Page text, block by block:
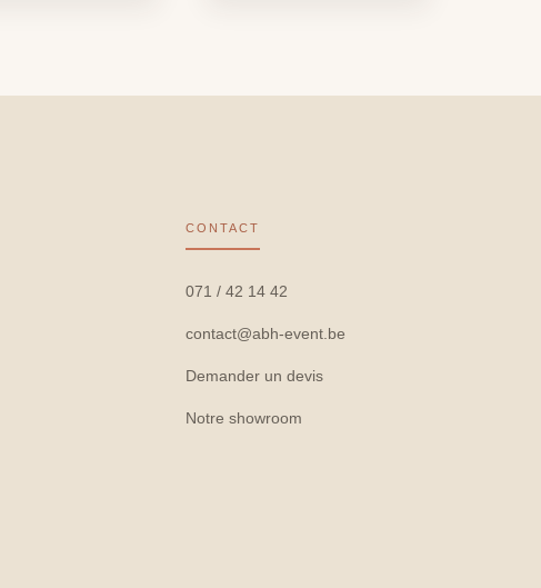
CONTACT
071 / 42 14 42
contact@abh-event.be
Demander un devis
Notre showroom